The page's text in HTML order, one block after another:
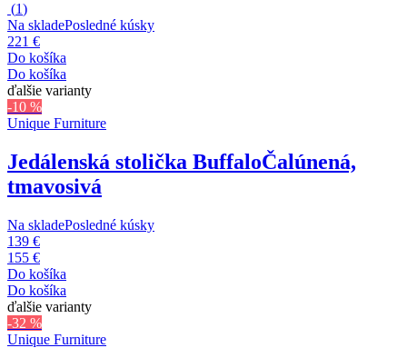
(1)
Na skladePosledné kúsky
221 €
Do košíka
Do košíka
ďalšie varianty
-10 %
Unique Furniture
Jedálenská stolička BuffaloČalúnená,
tmavosivá
Na skladePosledné kúsky
139 €
155 €
Do košíka
Do košíka
ďalšie varianty
-32 %
Unique Furniture